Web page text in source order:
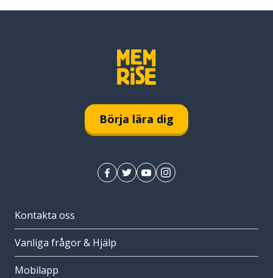
Börja lära dig
Kontakta oss
Vanliga frågor & Hjälp
Mobilapp